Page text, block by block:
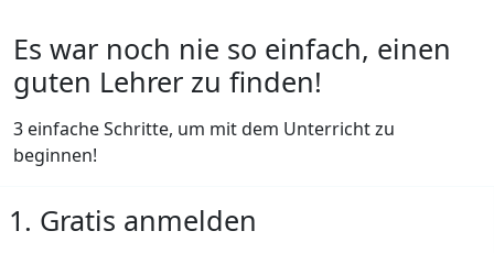
Es war noch nie so einfach, einen
guten Lehrer zu finden!
3 einfache Schritte, um mit dem Unterricht zu
beginnen!
1. Gratis anmelden